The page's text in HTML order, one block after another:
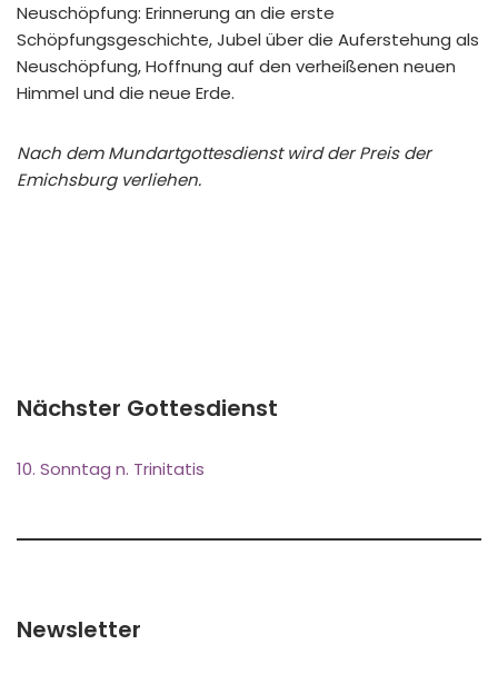
Neuschöpfung: Erinnerung an die erste
Schöpfungsgeschichte, Jubel über die Auferstehung als
Neuschöpfung, Hoffnung auf den verheißenen neuen
Himmel und die neue Erde.
Nach dem Mundartgottesdienst wird der Preis der
Emichsburg verliehen.
Nächster Gottesdienst
10. Sonntag n. Trinitatis
Newsletter